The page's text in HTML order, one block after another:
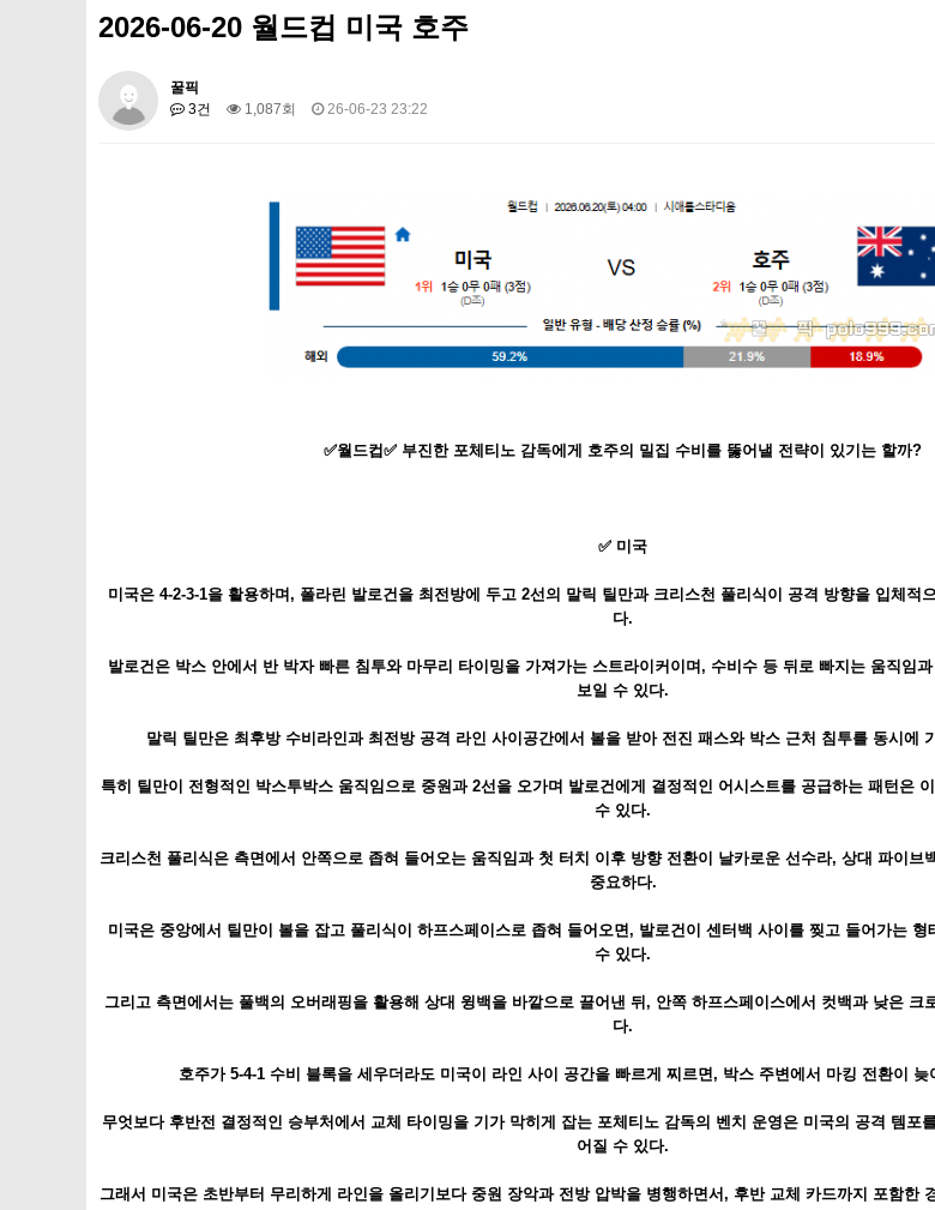
2026-06-20 월드컵 미국 호주
꿀픽
3건
1,087회 26-06-23 23:22
✅월드컵✅ 부진한 포체티노 감독에게 호주의 밀집 수비를 뚫어낼 전략이 있기는 할까?
✅ 미국
미국은 4-2-3-1을 활용하며, 폴라린 발로건을 최전방에 두고 2선의 말릭 틸만과 크리스천 풀리식이 공격 방향을 입체적
다.
발로건은 박스 안에서 반 박자 빠른 침투와 마무리 타이밍을 가져가는 스트라이커이며, 수비수 등 뒤로 빠지는 움직임
보일 수 있다.
말릭 틸만은 최후방 수비라인과 최전방 공격 라인 사이공간에서 볼을 받아 전진 패스와 박스 근처 침투를 동시에
특히 틸만이 전형적인 박스투박스 움직임으로 중원과 2선을 오가며 발로건에게 결정적인 어시스트를 공급하는 패턴은
수 있다.
크리스천 풀리식은 측면에서 안쪽으로 좁혀 들어오는 움직임과 첫 터치 이후 방향 전환이 날카로운 선수라, 상대 파이브
중요하다.
미국은 중앙에서 틸만이 볼을 잡고 풀리식이 하프스페이스로 좁혀 들어오면, 발로건이 센터백 사이를 찢고 들어가는
수 있다.
그리고 측면에서는 풀백의 오버래핑을 활용해 상대 윙백을 바깥으로 끌어낸 뒤, 안쪽 하프스페이스에서 컷백과 낮은 크
다.
호주가 5-4-1 수비 블록을 세우더라도 미국이 라인 사이 공간을 빠르게 찌르면, 박스 주변에서 마킹 전환이 늦
무엇보다 후반전 결정적인 승부처에서 교체 타이밍을 기가 막히게 잡는 포체티노 감독의 벤치 운영은 미국의 공격 템포
어질 수 있다.
그래서 미국은 초반부터 무리하게 라인을 올리기보다 중원 장악과 전방 압박을 병행하면서, 후반 교체 카드까지 포함한